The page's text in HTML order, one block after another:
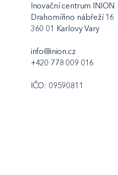
Inovační centrum INION
Drahomířino nábřeží 16
360 01 Karlovy Vary
info@inion.cz
+420 778 009 016
IČO: 09590811